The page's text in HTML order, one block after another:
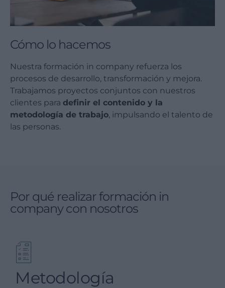
Cómo lo hacemos
Nuestra formación in company refuerza los
procesos de desarrollo, transformación y mejora.
Trabajamos proyectos conjuntos con nuestros
clientes para definir el contenido y la
metodología de trabajo, impulsando el talento de
las personas.
Por qué realizar formación in
company con nosotros
Metodología